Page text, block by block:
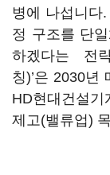
병에 나섭니다
정 구조를 단
하겠다는 전
칭)’은 2030년
HD현대건설
제고(밸류업)